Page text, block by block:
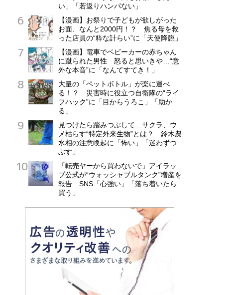
い」「若返りハンパない」
【漫画】お祭りで子どもが欲しがった
お面、なんと2000円！？ 焦る母を救
った店員の“粋な計らい”に「天使降臨」
【漫画】電車でベビーカーの赤ちゃん
に蹴られた男性 怒ると思いきや…“意
外な本音”に「なんてすてき！」
大量の「ペットボトル」が楽に運べ
る！？ 災害時に役立つ自衛隊の“ライ
フハック”に「目からうろこ」「助か
る」
見つけたら踏みつぶして…サクラ、ウ
メ枯らす“特定外来生物”とは？ 鈴木農
水相の注意喚起に「怖い」「迷わずつ
ぶす」
「転売ヤーから買わないで」アイラッ
プ公式が“ウォッシャブルタンク”増産を
報告 SNS「心強い」「落ち着いたら
買う」